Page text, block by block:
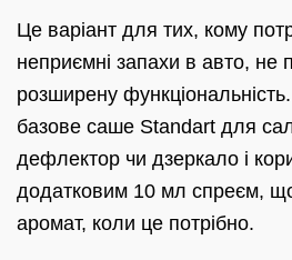
Це варіант для тих, кому
неприємні запахи в авто, не
розширену
базове саше Standart для
дефлектор чи дзеркало і
додатковим 10 мл спреєм,
аромат, коли це потрібно.